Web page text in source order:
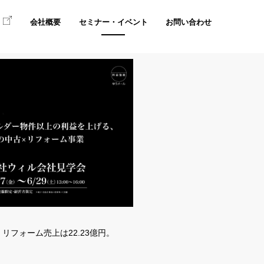
会社概要 セミナー・イベント お問い合わせ
フォーム売上は22.23億円。